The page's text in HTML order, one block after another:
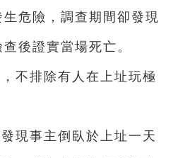
危險，調查期間卻發現
後證實當場死亡。
不排除有人在上址玩極
現事主倒臥於上址一天